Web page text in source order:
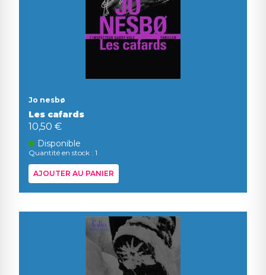
Jo nesbø
Les cafards
10,50 €
Disponible
Quantité en stock : 1
AJOUTER AU PANIER